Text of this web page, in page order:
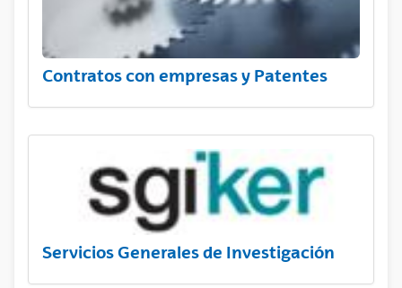
Contratos con empresas y Patentes
Servicios Generales de Investigación